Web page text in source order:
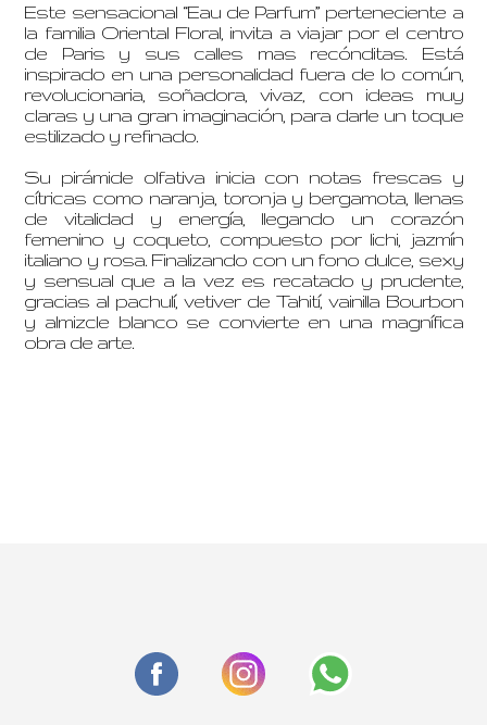
Este sensacional “Eau de Parfum” perteneciente a
la familia Oriental Floral, invita a viajar por el centro
de Paris y sus calles mas recónditas. Está
inspirado en una personalidad fuera de lo común,
revolucionaria, soñadora, vivaz, con ideas muy
claras y una gran imaginación, para darle un toque
estilizado y refinado.
Su pirámide olfativa inicia con notas frescas y
cítricas como naranja, toronja y bergamota, llenas
de vitalidad y energía, llegando un corazón
femenino y coqueto, compuesto por lichi, jazmín
italiano y rosa. Finalizando con un fono dulce, sexy
y sensual que a la vez es recatado y prudente,
gracias al pachulí, vetiver de Tahití, vainilla Bourbon
y almizcle blanco se convierte en una magnífica
obra de arte.